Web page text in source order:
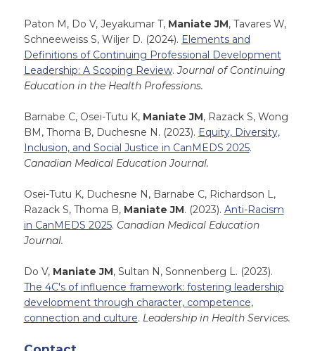
Paton M, Do V, Jeyakumar T, Maniate JM, Tavares W,
Schneeweiss S, Wiljer D. (2024). Elements and
Definitions of Continuing Professional Development
Leadership: A Scoping Review. Journal of Continuing
Education in the Health Professions.
Barnabe C, Osei-Tutu K, Maniate JM, Razack S, Wong
BM, Thoma B, Duchesne N. (2023). Equity, Diversity,
Inclusion, and Social Justice in CanMEDS 2025.
Canadian Medical Education Journal.
Osei-Tutu K, Duchesne N, Barnabe C, Richardson L,
Razack S, Thoma B, Maniate JM. (2023). Anti-Racism
in CanMEDS 2025. Canadian Medical Education
Journal.
Do V, Maniate JM, Sultan N, Sonnenberg L. (2023).
The 4C's of influence framework: fostering leadership
development through character, competence,
connection and culture. Leadership in Health Services.